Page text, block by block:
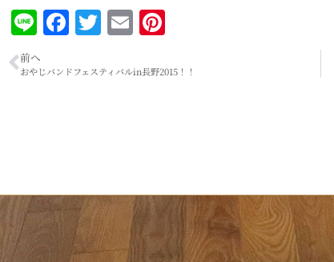
LineFacebook
Twitter
Email
前へ
おやじバンドフェスティバルin長野2015！！